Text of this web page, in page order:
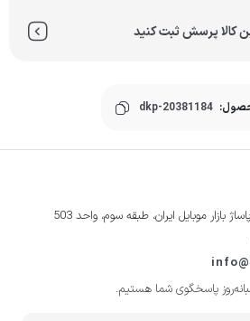
کالا پرسش ثبت کنید
dkp-20381184
بازار موبایل ایران، طبقه سوم، واحد 503